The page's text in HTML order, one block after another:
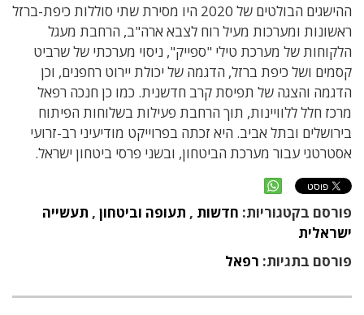
ההישגים הבולטים של 2020 היו מסירת שתי סוללות כיפת-ברזל
ראשונות ומערכות מעיל רוח לצבא ארה"ב, הרחבת מעגל
הלקוחות של מערכת טילי "ספייק", ניסוי מערכתי של שרביט
קסמים ושל כיפת ברזל, הדגמה של יכולת יירוט רחפנים, וכן
הדגמה והצגה של תפיסת קרב חדשנית. כמו כן חנכה רפאל
מרכז חלל ללוויינות, תוך הרחבת פעילות בשלוחות הפיתוח
בירושלים ובתל אביב. היא זכתה בפרוייקט מודיעיני רב-זרועי
אסטרטגי עבור מערכת הביטחון, ובשני פרסי ביטחון ישראל.
פורסם בקטגוריות: חדשות , תעופה וביטחון , תעשייה
ישראלית
פורסם בתגיות: רפאל